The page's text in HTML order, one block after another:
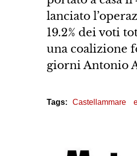
lanciato
19.2% dei voti
una coalizione
giorni Antonio
Tags: Castellammare